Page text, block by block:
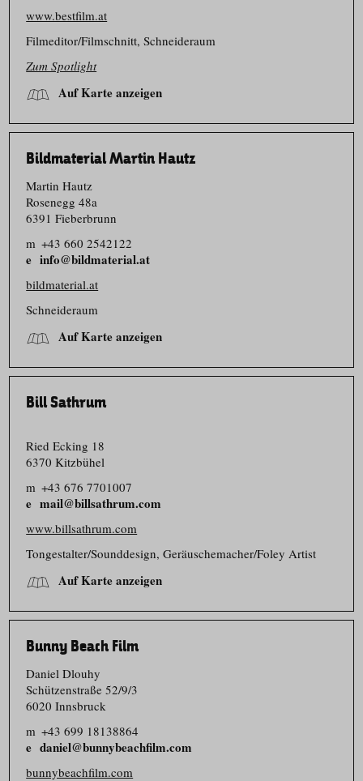
www.bestfilm.at
Filmeditor/​Filmschnitt, Schneideraum
Zum Spotlight
Auf Karte anzeigen
Bildmaterial Martin Hautz
Martin Hautz
Rosenegg 48a
6391 Fieberbrunn
m +43 660 2542122
info@bildmaterial.at
bildmaterial.at
Schneideraum
Auf Karte anzeigen
Bill Sathrum
Ried Ecking 18
6370 Kitzbühel
m +43 676 7701007
mail@billsathrum.com
www.billsathrum.com
Tongestalter/​Sounddesign, Geräuschemacher/​Foley Artist
Auf Karte anzeigen
Bunny Beach Film
Daniel Dlouhy
Schützenstraße 52/​9/​3
6020 Innsbruck
m +43 699 18138864
daniel@bunnybeachfilm.com
bunnybeachfilm.com